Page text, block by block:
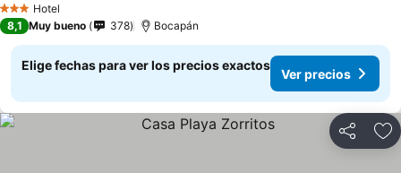
3 Estrellas
Hotel
8,1 Muy bueno 378 Bocapán
Elige fechas para ver los precios exactos
Ver precios
Compartir